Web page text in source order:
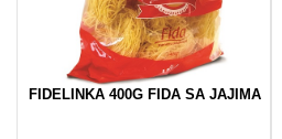
FIDELINKA 400G FIDA SA JAJIMA